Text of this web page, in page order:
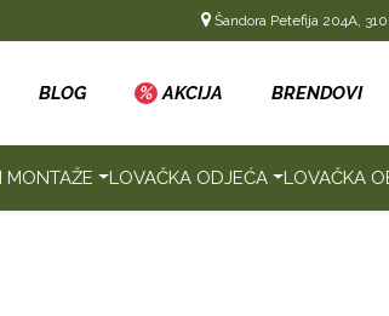
Šandora Petefija 204A,
BLOG % AKCIJA BRENDOVI
MONTAŽE LOVAČKA ODJEĆA LOVAČKA